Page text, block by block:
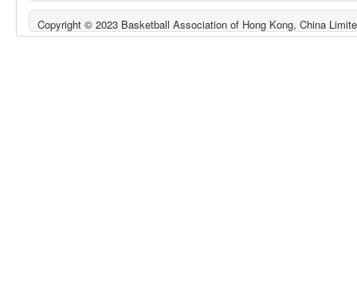
Copyright © 2023 Basketball Association of Hong Kong, China